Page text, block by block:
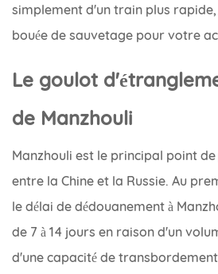
simplement d'un train plus
bouée de sauvetage pour votre
Le goulot
de Manzhouli
Manzhouli est le principal point
entre la Chine et la Russie. Au
le délai de dédouanement à
de 7 à 14 jours en raison d'un
d'une capacité de